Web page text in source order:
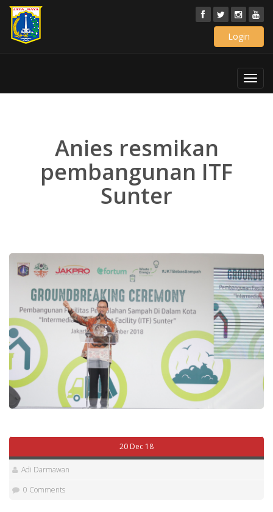
Login
Anies resmikan
pembangunan ITF
Sunter
20 Dec 18
Adi Darmawan
0 Comments